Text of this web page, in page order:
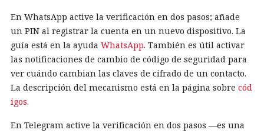
En WhatsApp active la verificación en dos pasos; añade
un PIN al registrar la cuenta en un nuevo dispositivo. La
guía está en la ayuda WhatsApp. También es útil activar
las notificaciones de cambio de código de seguridad para
ver cuándo cambian las claves de cifrado de un contacto.
La descripción del mecanismo está en la página sobre cód
igos.
En Telegram active la verificación en dos pasos —es una